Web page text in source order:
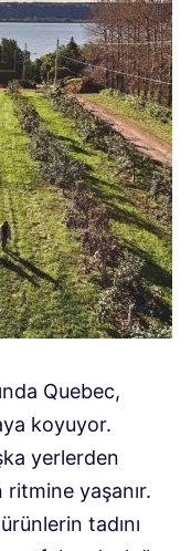
Quebec,
koyuyor.
yerlerden
ritmine yaşanır.
tadını